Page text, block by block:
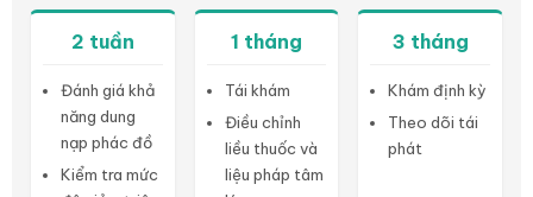
2 tuần
Đánh giá khả
năng dung
nạp phác đồ
Kiểm tra mức
1 tháng
Tái khám
Điều chỉnh
liều thuốc và
liệu pháp tâm
3 tháng
Khám định kỳ
Theo dõi tái
phát